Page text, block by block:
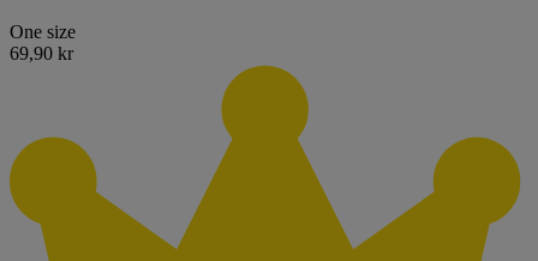
One size
69,90 kr